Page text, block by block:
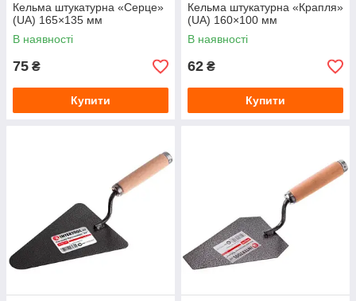
Кельма штукатурна «Серце»
(UA) 165×135 мм
В наявності
75 ₴
Купити
Кельма штукатурна «Крапля»
(UA) 160×100 мм
В наявності
62 ₴
Купити